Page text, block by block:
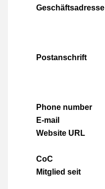
Geschäftsadresse
Postanschrift
Phone number
E-mail
Website URL
CoC
Mitglied seit